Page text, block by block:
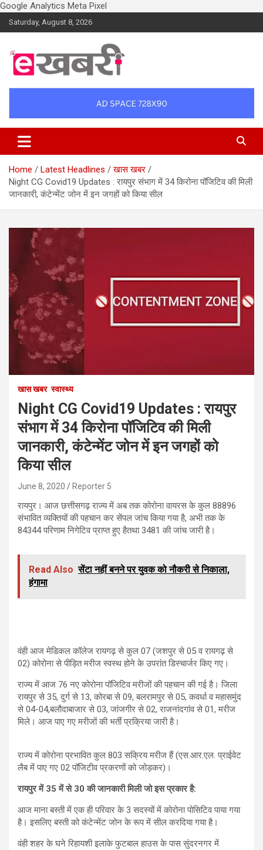
Google Analytics Meta Pixel
Skip
to
Saturday, August 8, 2026
Ekhabri.com
Home Latest Headlines
खास खबर
Night CG Covid19 Updates : रायपुर संभाग में 34 किरोना पॉजिटिव की मिली
जानकारी, कंटेन्मेंट जोन में इन जगहों को किया सील
खास खबर स्वास्थ्य
Night CG Covid19 Updates : रायपुर
संभाग में 34 किरोना पॉजिटिव की मिली
जानकारी, कंटेन्मेंट जोन में इन जगहों को
किया सील
June 8, 2020 Reporter 5
रायपुर। आज छत्तीसगढ़ राज्य में अब तक कोरोना वायरस के कुल 88896
संभावित व्यक्तियों की पहचान कर सेंपल जांच किया गया है, अभी तक के
84344 परिणाम निगेटिव प्राप्त हुए हैतथा 3481 की जांच जारी है।
Read Also सेंटा नहीं बनने पर युवक को नौकरी से निकाला,
हंगामा
वंही आज मेडिकल कॉलेज रायगढ़ से कुल 07 (जशपुर से 05 व रायगढ़ से
02) कोरोना से पीड़ित मरीज स्वस्थ होने के उपरांत डिस्चार्जर किए गए।
राज्य में आज 76 नए कोरोना पॉजिटिव मरीजों की पहचान की गई है। जिला
रायपुर से 35, दुर्ग से 13, कोरबा से 09, बलरामपुर से 05, कवर्धा व महासमुंद
से 04-04,बलौदाबाजार से 03, जांजगीर से 02, राजनांदगांव से 01, मरीज
मिले। आज पाए गए मरीजों की भर्ती प्रक्रिया जारी है।
राज्य में कोरोना प्रभावित कुल 803 सक्रिय मरीज हैं (एस.आर.एल. प्राईवेट
लैब में पाए गए 02 पॉजिटीव प्रकरणों को जोड़कर)।
रायपुर में 35 में से 30 की जानकारी मिली जो इस प्रकार है:
आज माना बस्ती में एक ही परिवार के 3 सदस्यों में कोरोना पोसिटिव पाया गया
है। इसलिए बस्ती को कंटेन्मेंट जोन के रूप में सील करदिया गया है।
वंही शहर के घने रिहायशी इलाके फुटबाल हाउस के पास सुंदरनगर में